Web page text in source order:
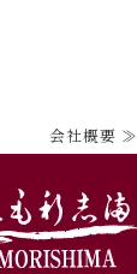
会社概要 ≫